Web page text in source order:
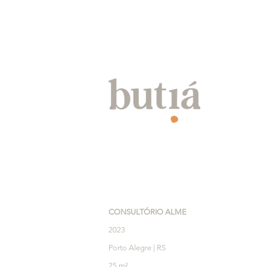
CONSULTÓRIO ALME
2023
Porto Alegre | RS